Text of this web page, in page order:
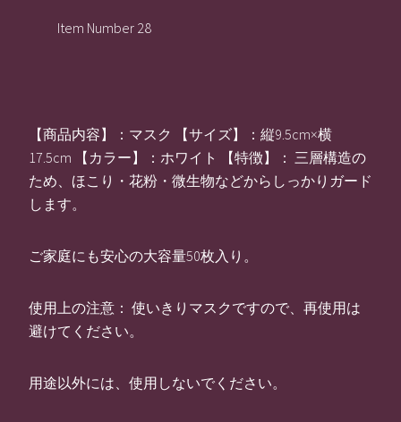
Item Number 28
【商品内容】：マスク 【サイズ】：縦9.5cm×横
17.5cm 【カラー】：ホワイト 【特徴】： 三層構造の
ため、ほこり・花粉・微生物などからしっかりガード
します。
ご家庭にも安心の大容量50枚入り。
使用上の注意： 使いきりマスクですので、再使用は
避けてください。
用途以外には、使用しないでください。